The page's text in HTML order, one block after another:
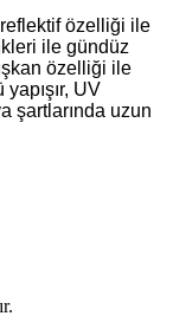
reflektif özelliği ile
ile gündüz
özelliği ile
UV
şartlarında uzun